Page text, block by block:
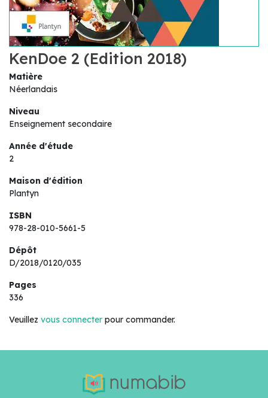
KenDoe 2 (Edition 2018)
Matière
Néerlandais
Niveau
Enseignement secondaire
Année d'étude
2
Maison d'édition
Plantyn
ISBN
978-28-010-5661-5
Dépôt
D/2018/0120/035
Pages
336
Veuillez vous connecter pour commander.